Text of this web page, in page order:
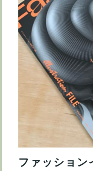
ファッション